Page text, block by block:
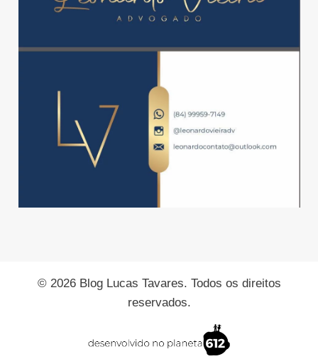
© 2026 Blog Lucas Tavares. Todos os direitos
reservados.